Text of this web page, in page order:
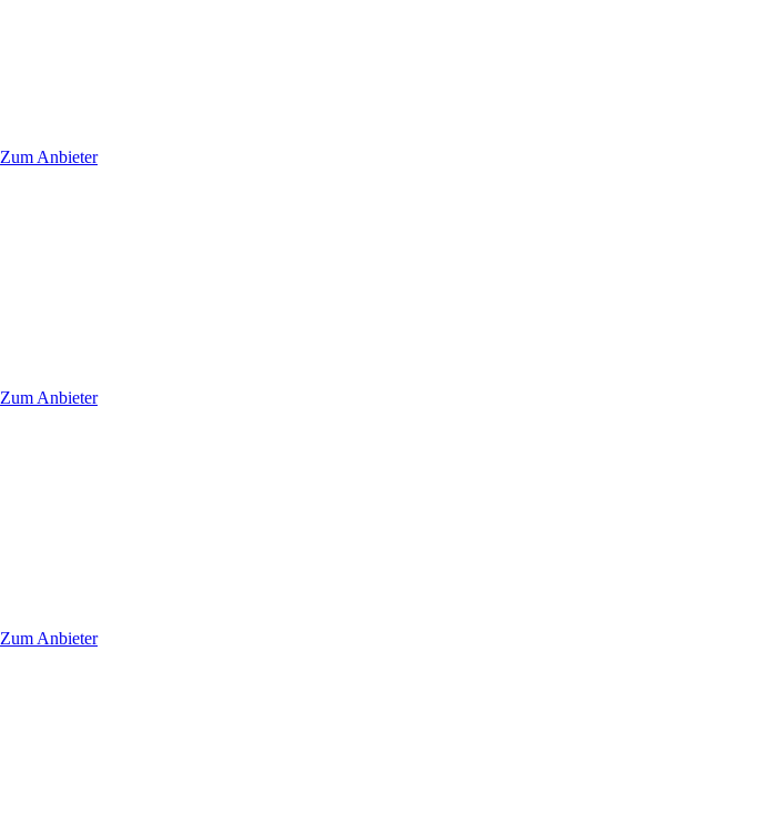
Zum Anbieter
Zum Anbieter
Zum Anbieter